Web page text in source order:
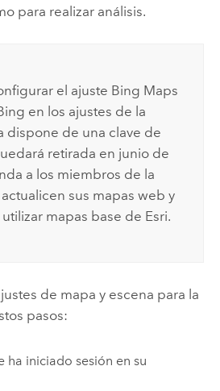
para realizar análisis.
el ajuste Bing Maps
en los ajustes de la
dispone de una clave de
retirada en junio de
a los miembros de la
sus mapas web y
mapas base de Esri.
de mapa y escena para la
pasos:
ha iniciado sesión en su